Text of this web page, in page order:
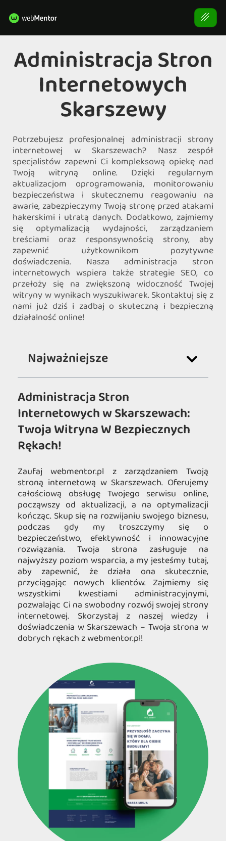
Administracja Stron
Internetowych
Skarszewy
Potrzebujesz profesjonalnej administracji strony
internetowej w Skarszewach? Nasz zespół
specjalistów zapewni Ci kompleksową opiekę nad
Twoją witryną online. Dzięki regularnym
aktualizacjom oprogramowania, monitorowaniu
bezpieczeństwa i skutecznemu reagowaniu na
awarie, zabezpieczymy Twoją stronę przed atakami
hakerskimi i utratą danych. Dodatkowo, zajmiemy
się optymalizacją wydajności, zarządzaniem
treściami oraz responsywnością strony, aby
zapewnić użytkownikom pozytywne
doświadczenia. Nasza administracja stron
internetowych wspiera także strategie SEO, co
przełoży się na zwiększoną widoczność Twojej
witryny w wynikach wyszukiwarek. Skontaktuj się z
nami już dziś i zadbaj o skuteczną i bezpieczną
działalność online!
Najważniejsze
Administracja Stron
Internetowych w Skarszewach:
Twoja Witryna W Bezpiecznych
Rękach!
Zaufaj webmentor.pl z zarządzaniem Twoją
stroną internetową w Skarszewach. Oferujemy
całościową obsługę Twojego serwisu online,
począwszy od aktualizacji, a na optymalizacji
kończąc. Skup się na rozwijaniu swojego biznesu,
podczas gdy my troszczymy się o
bezpieczeństwo, efektywność i innowacyjne
rozwiązania. Twoja strona zasługuje na
najwyższy poziom wsparcia, a my jesteśmy tutaj,
aby zapewnić, że działa ona skutecznie,
przyciągając nowych klientów. Zajmiemy się
wszystkimi kwestiami administracyjnymi,
pozwalając Ci na swobodny rozwój swojej strony
internetowej. Skorzystaj z naszej wiedzy i
doświadczenia w Skarszewach – Twoja strona w
dobrych rękach z webmentor.pl!